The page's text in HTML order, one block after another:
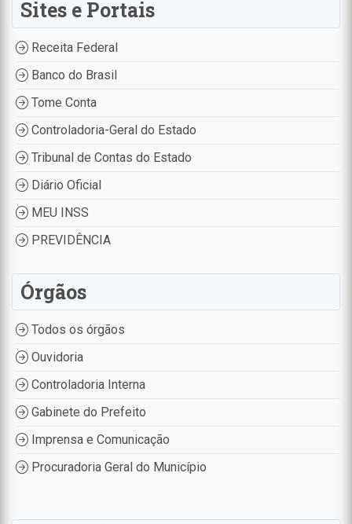
Sites e Portais
Receita Federal
Banco do Brasil
Tome Conta
Controladoria-Geral do Estado
Tribunal de Contas do Estado
Diário Oficial
MEU INSS
PREVIDÊNCIA
Órgãos
Todos os órgãos
Ouvidoria
Controladoria Interna
Gabinete do Prefeito
Imprensa e Comunicação
Procuradoria Geral do Município